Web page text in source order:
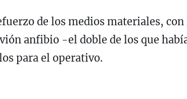
de los medios materiales, con
anfibio -el doble de los que
para el operativo.